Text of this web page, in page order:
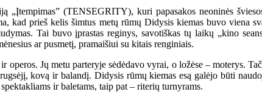
„Įtempimas” (TENSEGRITY), kuri papasakos neoninės
kad prieš kelis šimtus metų rūmų Didysis kiemas buvo viena
Tai buvo įprastas reginys, savotiškas tų laikų „kino
ar pusmetį, pramaišiui su kitais renginiais.
Jų metu parteryje sėdėdavo vyrai, o ložėse – moterys.
kovą ir balandį. Didysis rūmų kiemas esą galėjo būti
ir baletams, taip pat – riterių turnyrams.